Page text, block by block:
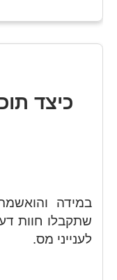
כיצד
במידה
שתקבלו חוות
לענייני מס.